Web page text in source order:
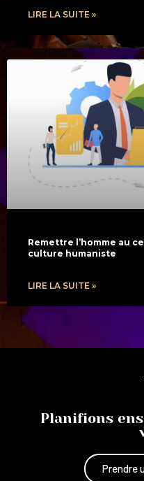
LIRE LA SUITE »
Remettre l’homme au
culture humaniste
LIRE LA SUITE »
Planifions
Prendre